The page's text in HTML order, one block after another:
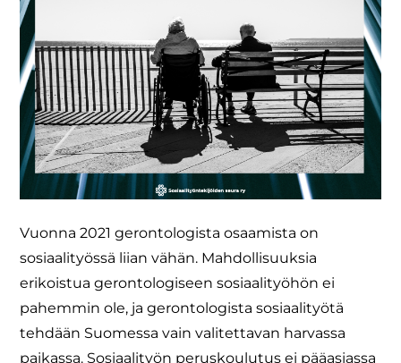
Vuonna 2021 gerontologista osaamista on
sosiaalityössä liian vähän. Mahdollisuuksia
erikoistua gerontologiseen sosiaalityöhön ei
pahemmin ole, ja gerontologista sosiaalityötä
tehdään Suomessa vain valitettavan harvassa
paikassa. Sosiaalityön peruskoulutus ei pääasiassa